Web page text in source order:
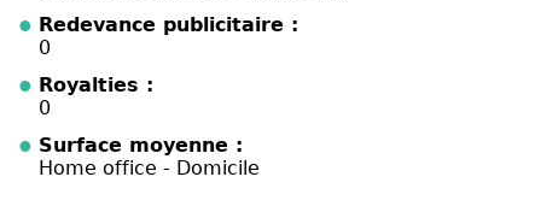
Redevance publicitaire :
0
Royalties :
0
Surface moyenne :
Home office - Domicile